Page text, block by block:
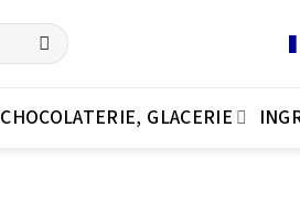
CHOCOLATERIE, GLACERIE